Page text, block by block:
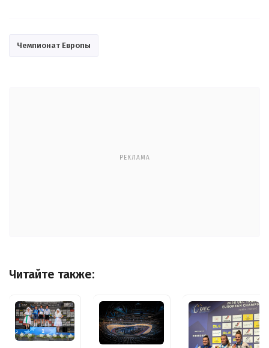
Чемпионат Европы
РЕКЛАМА
Читайте также: